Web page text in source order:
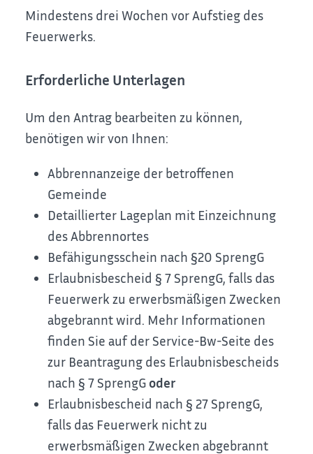
Mindestens drei Wochen vor Aufstieg des
Feuerwerks.
Erforderliche Unterlagen
Um den Antrag bearbeiten zu können,
benötigen wir von Ihnen:
Abbrennanzeige der betroffenen
Gemeinde
Detaillierter Lageplan mit Einzeichnung
des Abbrennortes
Befähigungsschein nach §20 SprengG
Erlaubnisbescheid § 7 SprengG, falls das
Feuerwerk zu erwerbsmäßigen Zwecken
abgebrannt wird. Mehr Informationen
finden Sie auf der Service-Bw-Seite des
zur Beantragung des Erlaubnisbescheids
nach § 7 SprengG oder
Erlaubnisbescheid nach § 27 SprengG,
falls das Feuerwerk nicht zu
erwerbsmäßigen Zwecken abgebrannt